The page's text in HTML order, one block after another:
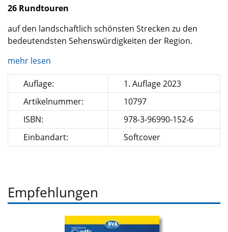
26 Rundtouren
auf den landschaftlich schönsten Strecken zu den
bedeutendsten Sehenswürdigkeiten der Region.
mehr lesen
Auflage:
1. Auflage 2023
Artikelnummer:
10797
ISBN:
978-3-96990-152-6
Einbandart:
Softcover
Empfehlungen